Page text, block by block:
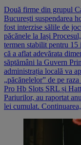
Două firme din grupul
București suspendarea
fost interzise sălile de
păcănele la Iași
termen stabilit pentru
că a aflat adevărata
săptămâni la Guvern
administrația locală va
„păcănelelor” de pe
Pro Hb Slots SRL și
Pariurilor, au raportat
lei cumulat.